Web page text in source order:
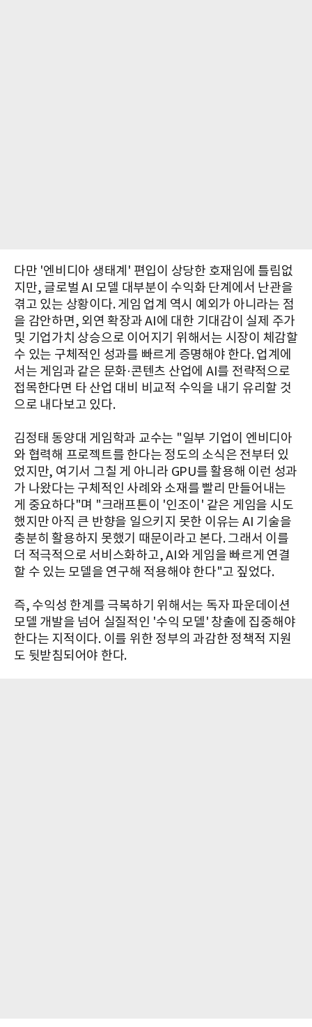
다만 '엔비디아 생태계' 편입이 상당한 호재임에 틀림없
지만, 글로벌 AI 모델 대부분이 수익화 단계에서 난관을
겪고 있는 상황이다. 게임 업계 역시 예외가 아니라는 점
을 감안하면, 외연 확장과 AI에 대한 기대감이 실제 주가
및 기업가치 상승으로 이어지기 위해서는 시장이 체감할
수 있는 구체적인 성과를 빠르게 증명해야 한다. 업계에
서는 게임과 같은 문화·콘텐츠 산업에 AI를 전략적으로
접목한다면 타 산업 대비 비교적 수익을 내기 유리할 것
으로 내다보고 있다.
김정태 동양대 게임학과 교수는 "일부 기업이 엔비디아
와 협력해 프로젝트를 한다는 정도의 소식은 전부터 있
었지만, 여기서 그칠 게 아니라 GPU를 활용해 이런 성과
가 나왔다는 구체적인 사례와 소재를 빨리 만들어내는
게 중요하다"며 "크래프톤이 '인조이' 같은 게임을 시도
했지만 아직 큰 반향을 일으키지 못한 이유는 AI 기술을
충분히 활용하지 못했기 때문이라고 본다. 그래서 이를
더 적극적으로 서비스화하고, AI와 게임을 빠르게 연결
할 수 있는 모델을 연구해 적용해야 한다"고 짚었다.
즉, 수익성 한계를 극복하기 위해서는 독자 파운데이션
모델 개발을 넘어 실질적인 '수익 모델' 창출에 집중해야
한다는 지적이다. 이를 위한 정부의 과감한 정책적 지원
도 뒷받침되어야 한다.